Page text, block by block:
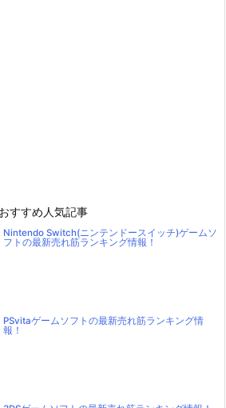
すすめ人気記事
Nintendo Switch(ニンテンドースイッチ)ゲームソ
フトの最新売れ筋ランキング情報！
PSvitaゲームソフトの最新売れ筋ランキング情
報！